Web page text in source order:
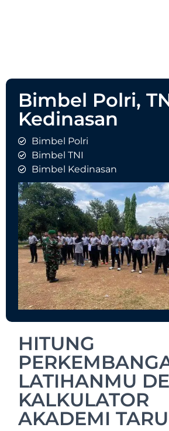
Bimbel Polri,
Kedinasan
Bimbel Polri
Bimbel TNI
Bimbel Kedinasan
HITUNG
LATIHANMU
KALKULATOR
AKADEMI